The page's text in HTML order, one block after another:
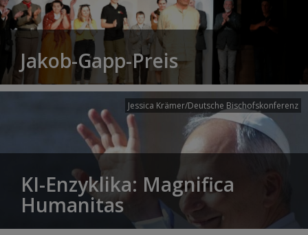
Jakob-Gapp-Preis
Jessica Krämer/Deutsche Bischofskonferenz
KI-Enzyklika: Magnifica
Humanitas